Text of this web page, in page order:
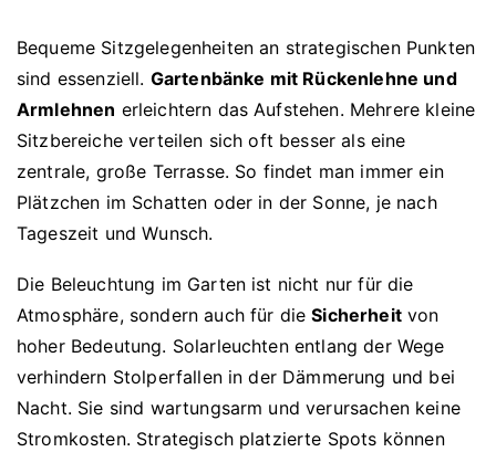
Bequeme Sitzgelegenheiten an strategischen Punkten
sind essenziell. Gartenbänke mit Rückenlehne und
Armlehnen erleichtern das Aufstehen. Mehrere kleine
Sitzbereiche verteilen sich oft besser als eine
zentrale, große Terrasse. So findet man immer ein
Plätzchen im Schatten oder in der Sonne, je nach
Tageszeit und Wunsch.
Die Beleuchtung im Garten ist nicht nur für die
Atmosphäre, sondern auch für dieSicherheitvon
hoher Bedeutung. Solarleuchten entlang der Wege
verhindern Stolperfallen in der Dämmerung und bei
Nacht. Sie sind wartungsarm und verursachen keine
Stromkosten. Strategisch platzierte Spots können